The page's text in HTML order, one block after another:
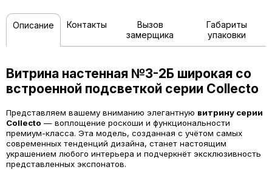
Описание Контакты
Вызов
замерщика
Габариты
упаковки
Витрина настенная №3-2Б широкая со
встроенной подсветкой серии Collecto
Представляем вашему вниманию элегантную витрину серии
Collecto — воплощение роскоши и функциональности
премиум-класса. Эта модель, созданная с учётом самых
современных тенденций дизайна, станет настоящим
украшением любого интерьера и подчеркнёт эксклюзивность
представленных экспонатов.